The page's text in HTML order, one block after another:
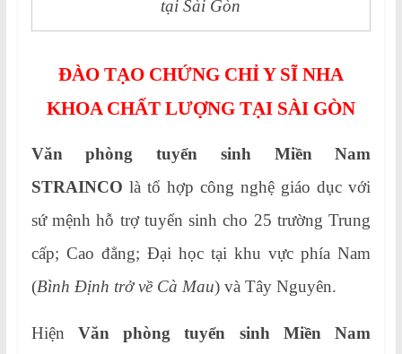
tại Sài Gòn
ĐÀO TẠO CHỨNG CHỈ Y SĨ NHA
KHOA CHẤT LƯỢNG TẠI SÀI GÒN
Văn phòng tuyển sinh Miền Nam
STRAINCO là tổ hợp công nghệ giáo dục với
sứ mệnh hỗ trợ tuyển sinh cho 25 trường Trung
cấp; Cao đẳng; Đại học tại khu vực phía Nam
(Bình Định trở về Cà Mau) và Tây Nguyên.
Hiện Văn phòng tuyển sinh Miền Nam